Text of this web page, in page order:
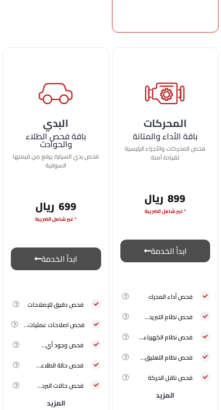
المحركات
باقة الأداء والمتانة
فحص المحركات والأجزاء الرئيسية
لقيادة آمنة
899 ريال
* غير شامل الضريبة
ابدأ الخدمة
فحص أداء المحرك
فحص نظام التبريد…
فحص نظام الكهرباء…
فحص نظام التعليق…
فحص ناقل الحركة
المزيد
البدي
باقة فحص الطلاء
والحوادث
فحص بدي السيارة يرفع من قيمتها
السوقية
699 ريال
* غير شامل الضريبة
ابدأ الخدمة
فحص دقيق للإصلاحات
فحص اصلاحات عمليات…
فحص وجود أي…
فحص حالة الطلاء…
فحص حالات البرد…
المزيد